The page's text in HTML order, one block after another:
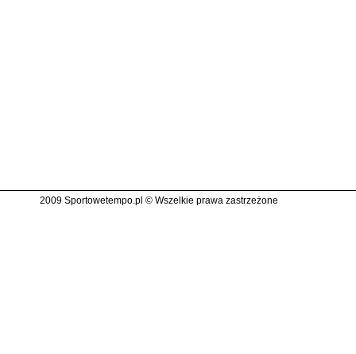
2009 Sportowetempo.pl © Wszelkie prawa zastrzeżone